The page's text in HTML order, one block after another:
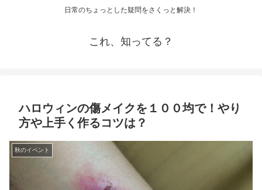
日常のちょっとした疑問をさくっと解決！
これ、知ってる？
ハロウィンの傷メイクを１００均で！やり
方や上手く作るコツは？
秋のイベント